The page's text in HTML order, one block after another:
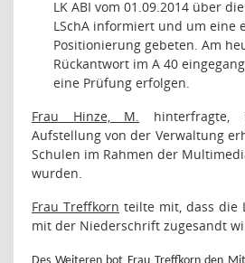
LK ABI vom 01.09.2014 über
LSchA informiert und um eine
Positionierung gebeten. Am
Rückantwort im A 40
eine Prüfung erfolgen.
Frau Hinze, M.
hinterfragte,
Aufstellung von der Verwaltung
Schulen im Rahmen der
wurden.
Frau Treffkorn teilte mit, dass die
mit der Niederschrift zugesandt